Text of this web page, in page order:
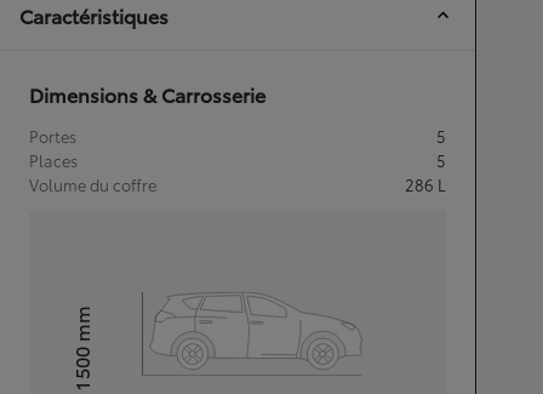
Caractéristiques
Dimensions & Carrosserie
Portes
5
Places
5
Volume du coffre
286 L
Hauteur1 500
mm